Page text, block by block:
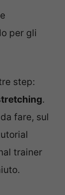
per gli
step:
.
fare, sul
trainer